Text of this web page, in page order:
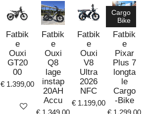
Fatbik
e
Ouxi
GT20
00
€ 1.399,00
Bekijk details
Fatbik
e
Ouxi
Q8
lage
instap
20AH
Accu
€ 1.349,00
Fatbik
e
Ouxi
V8
Ultra
2026
NFC
€ 1.199,00
Cargo
Bike
Fatbik
e
Pixar
Plus 7
longta
le
Cargo
-Bike
€ 1.299,00